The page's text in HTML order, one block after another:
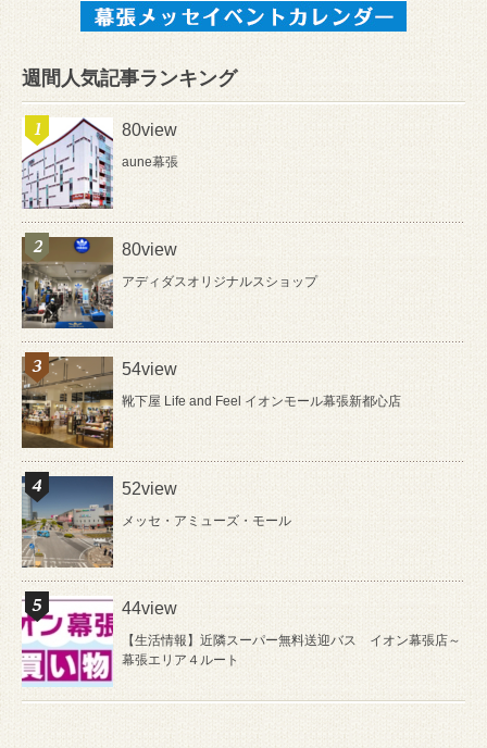
週間人気記事ランキング
80view
aune幕張
80view
アディダスオリジナルスショップ
54view
靴下屋 Life and Feel イオンモール幕張新都心店
52view
メッセ・アミューズ・モール
44view
【生活情報】近隣スーパー無料送迎バス イオン幕張店～
幕張エリア４ルート